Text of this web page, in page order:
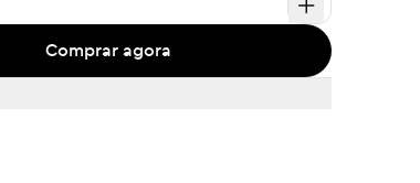
Comprar agora